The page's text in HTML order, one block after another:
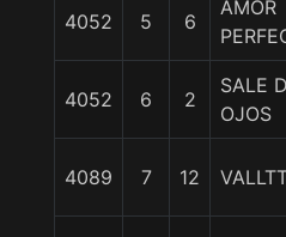
4052 5 6
AMOR
4052 6 2
SALE
OJOS
4089 7 12